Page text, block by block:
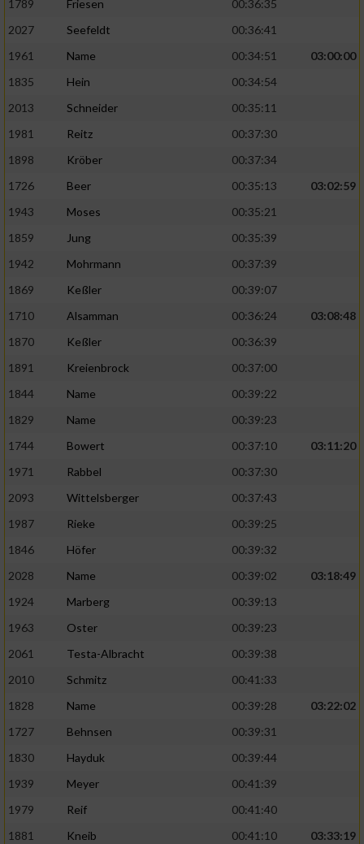
1789 Friesen
00:36:35
2027
Seefeldt
00:36:41
1961
Name 00:34:51
03:00:00
1835
Hein
00:34:54
2013
Schneider
00:35:11
1981
Reitz
00:37:30
1898
Kröber
00:37:34
1726
Beer 00:35:13
03:02:59
1943
Moses
00:35:21
1859
Jung
00:35:39
1942
Mohrmann
00:37:39
1869
Keßler
00:39:07
1710
Alsamman 00:36:24
03:08:48
1870
Keßler
00:36:39
1891
Kreienbrock
00:37:00
1844
Name
00:39:22
1829
Name
00:39:23
1744
Bowert 00:37:10
03:11:20
1971
Rabbel
00:37:30
2093
Wittelsberger
00:37:43
1987
Rieke
00:39:25
1846
Höfer
00:39:32
2028
Name 00:39:02
03:18:49
1924
Marberg
00:39:13
1963
Oster
00:39:23
2061
Testa-Albracht
00:39:38
2010
Schmitz
00:41:33
1828
Name 00:39:28
03:22:02
1727
Behnsen
00:39:31
1830
Hayduk
00:39:44
1939
Meyer
00:41:39
1979
Reif
00:41:40
1881
Kneib 00:41:10
03:33:19